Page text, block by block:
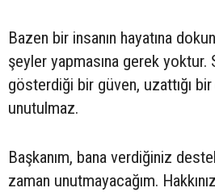
Bazen bir insanın hayatına
şeyler yapmasına gerek
gösterdiği bir güven, uzattığı
unutulmaz.
Başkanım, bana verdiğiniz
zaman unutmayacağım.